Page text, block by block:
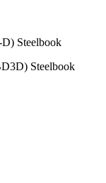
Steelbook
Steelbook